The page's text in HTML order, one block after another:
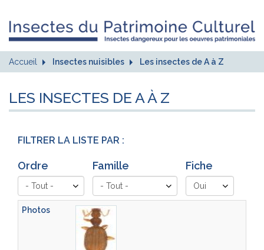
Accueil Insectes nuisibles Les insectes de A à Z
LES INSECTES DE A À Z
FILTRER LA LISTE PAR :
Ordre Famille Fiche